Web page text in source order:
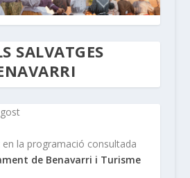
SALVATGES
la programació consultada
de Benavarri i Turisme